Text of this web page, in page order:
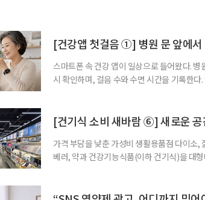
[건강앱 첫걸음 ①] 병원 문 앞에서
스마트폰 속 건강 앱이 일상으로 들어왔다.
시 확인하며, 걸음 수와 수면 시간을 기록한
워치나 운동 앱을 먼저 떠올리기 쉽다. 하지만
[건기식 소비 새바람 ⑥] 새로운 공
가격 부담을 낮춘 가성비 생활용품점 다이소
베러, 약과 건강기능식품(이하 건기식)을 대
용하면 좋을지 현장을 직접 방문해 살펴봤다.